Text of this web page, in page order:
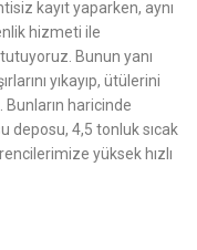
kayıt yaparken, aynı
hizmeti ile
Bunun yanı
yıkayıp, ütülerini
haricinde
deposu, 4,5 tonluk sıcak
yüksek hızlı